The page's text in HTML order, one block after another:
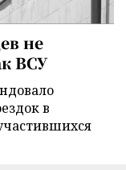
не
ВСУ
в